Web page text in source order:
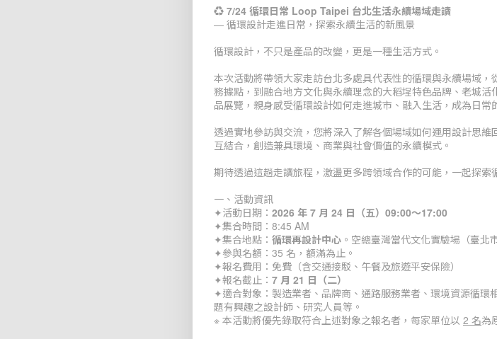
♻️ 7/24 循環日常 Loop Taipei 台北生活永續場域走讀
— 循環設計走進日常，探索永續生活的新風景
循環設計，不只是產品的改變，更是一種生活方式。
本次活動將帶領大家走訪台北多處具代表性的循環與永續場域
務據點，到融合地方文化與永續理念的大稻埕特色品牌、老城
品展覽，親身感受循環設計如何走進城市、融入生活，成為日常
透過實地參訪與交流，您將深入了解各個場域如何運用設計思
互結合，創造兼具環境、商業與社會價值的永續模式。
期待透過這趟走讀旅程，激盪更多跨領域合作的可能，一起探
一、活動資訊
✦活動日期： 2026 年 7 月 24 日（五）09:00～17:00
✦集合時間：8:45 AM
✦集合地點： 循環再設計中心 。空總臺灣當代文化實驗場（臺北
✦參與名額：35 名，額滿為止。
✦報名費用：免費（含交通接駁、午餐及旅遊平安保險）
✦報名截止： 7 月 21 日（二）
✦適合對象：製造業者、品牌商、通路服務業者、環境資源循
題有興趣之設計師、研究人員等。
※ 本活動將優先錄取符合上述對象之報名者，每家單位以 2 名為